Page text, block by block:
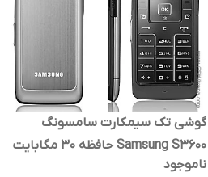
گوشی تک سیمکارت سامسونگ
Samsung S3600 حافظه ۳۰ مگابایت
رم ۳۰ مگابایت( بدون گارانتی شرکتی)ناموجود